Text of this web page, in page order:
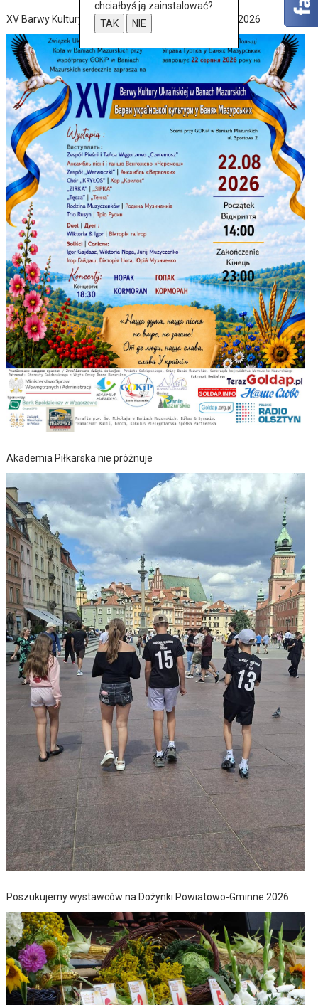
XV Barwy Kultury Ukraińskiej w Baniach Mazurskich 2026
Akademia Piłkarska nie próżnuje
Poszukujemy wystawców na Dożynki Powiatowo-Gminne 2026
chciałbyś ją zainstalować?
TAK
NIE